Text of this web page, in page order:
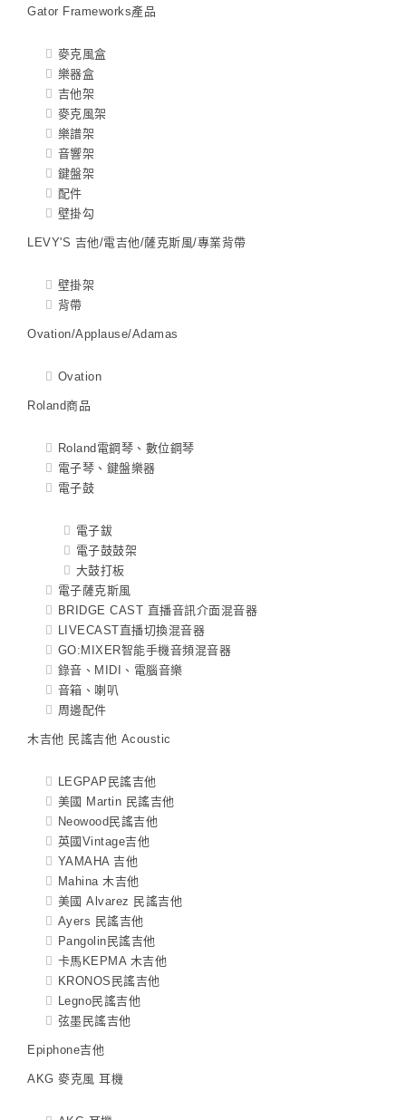
Gator Frameworks產品
麥克風盒
樂器盒
吉他架
麥克風架
樂譜架
音響架
鍵盤架
配件
壁掛勾
LEVY'S 吉他/電吉他/薩克斯風/專業背帶
壁掛架
背帶
Ovation/Applause/Adamas
Ovation
Roland商品
Roland電鋼琴、數位鋼琴
電子琴、鍵盤樂器
電子鼓
電子鈸
電子鼓鼓架
大鼓打板
電子薩克斯風
BRIDGE CAST 直播音訊介面混音器
LIVECAST直播切換混音器
GO:MIXER智能手機音頻混音器
錄音、MIDI、電腦音樂
音箱、喇叭
周邊配件
木吉他 民謠吉他 Acoustic
LEGPAP民謠吉他
美國 Martin 民謠吉他
Neowood民謠吉他
英國Vintage吉他
YAMAHA 吉他
Mahina 木吉他
美國 Alvarez 民謠吉他
Ayers 民謠吉他
Pangolin民謠吉他
卡馬KEPMA 木吉他
KRONOS民謠吉他
Legno民謠吉他
弦墨民謠吉他
Epiphone吉他
AKG 麥克風 耳機